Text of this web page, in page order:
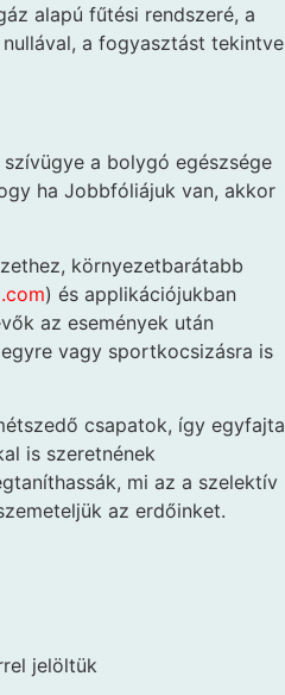
alapú fűtési rendszeré, a
a fogyasztást tekintve
a bolygó egészsége
ha Jobbfóliájuk van, akkor
környezetbarátabb
) és applikációjukban
az események után
vagy sportkocsizásra is
csapatok, így egyfajta
is szeretnének
mi az a szelektív
az erdőinket.
jelöltük